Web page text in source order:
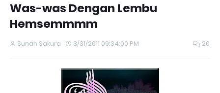
Was-was Dengan Lembu
Hemsemmmm
Sunah Sakura 3/31/2011 09:34:00 PM 20